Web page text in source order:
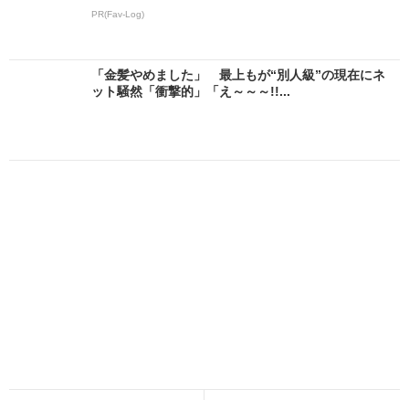
PR(Fav-Log)
「金髪やめました」 最上もが“別人級”の現在にネ
ット騒然「衝撃的」「え～～～!!...